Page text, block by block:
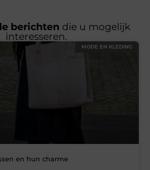
berichten die u mogelijk
interesseren.
MODE EN KLEDING
en hun charme